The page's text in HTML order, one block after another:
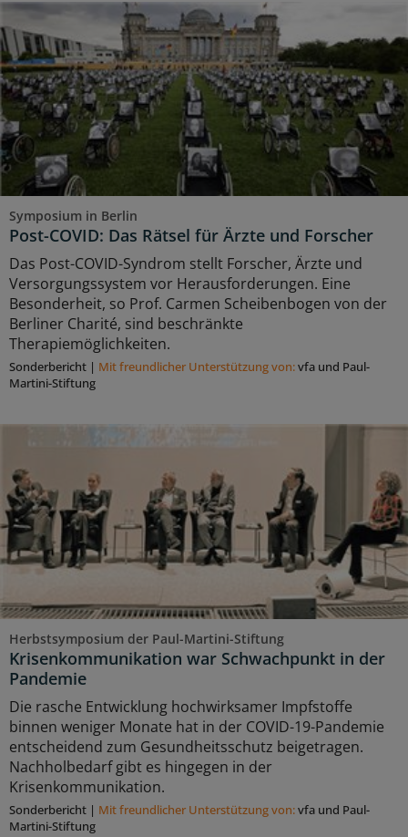
Symposium in Berlin
Post-COVID: Das Rätsel für Ärzte und Forscher
Das Post-COVID-Syndrom stellt Forscher, Ärzte und
Versorgungssystem vor Herausforderungen. Eine
Besonderheit, so Prof. Carmen Scheibenbogen von der
Berliner Charité, sind beschränkte
Therapiemöglichkeiten.
Sonderbericht | Mit freundlicher Unterstützung von:vfa und Paul-
Martini-Stiftung
Herbstsymposium der Paul-Martini-Stiftung
Krisenkommunikation war Schwachpunkt in der
Pandemie
Die rasche Entwicklung hochwirksamer Impfstoffe
binnen weniger Monate hat in der COVID-19-Pandemie
entscheidend zum Gesundheitsschutz beigetragen.
Nachholbedarf gibt es hingegen in der
Krisenkommunikation.
Sonderbericht | Mit freundlicher Unterstützung von:vfa und Paul-
Martini-Stiftung